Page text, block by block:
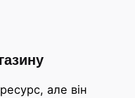
але він